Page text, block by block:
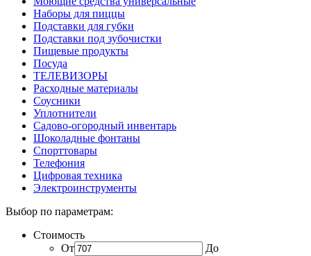
Наборы для пиццы
Подставки для губки
Подставки под зубочистки
Пищевые продукты
Посуда
ТЕЛЕВИЗОРЫ
Расходные материалы
Соусники
Уплотнители
Садово-огородный инвентарь
Шоколадные фонтаны
Спорттовары
Телефония
Цифровая техника
Электроинструменты
Выбор по параметрам:
Стоимость
От
До